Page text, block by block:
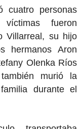
cuatro personas
fueron
Villarreal, su hijo
hermanos Aron
Olenka Ríos
murió la
durante el